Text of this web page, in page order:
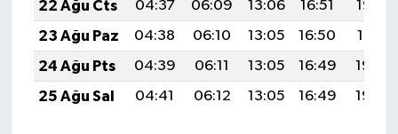
22 Ağu Cts
04:37 06:09 13:06 16:51
19:53
23 Ağu Paz
04:38 06:10 13:05 16:50
19:51
24 Ağu Pts
04:39 06:11 13:05 16:49
19:50
25 Ağu Sal
04:41 06:12 13:05 16:49 19:48